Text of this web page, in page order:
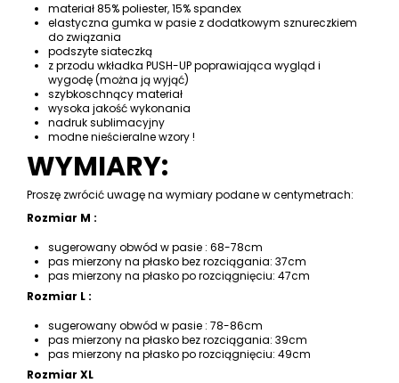
materiał 85% poliester, 15% spandex
elastyczna gumka w pasie z dodatkowym sznureczkiem
do związania
podszyte siateczką
z przodu wkładka PUSH-UP poprawiająca wygląd i
wygodę (można ją wyjąć)
szybkoschnący materiał
wysoka jakość wykonania
nadruk sublimacyjny
modne nieścieralne wzory !
WYMIARY:
Proszę zwrócić uwagę na wymiary podane w centymetrach:
Rozmiar M :
sugerowany obwód w pasie : 68-78cm
pas mierzony na płasko bez rozciągania: 37cm
pas mierzony na płasko po rozciągnięciu: 47cm
Rozmiar L :
sugerowany obwód w pasie : 78-86cm
pas mierzony na płasko bez rozciągania: 39cm
pas mierzony na płasko po rozciągnięciu: 49cm
Rozmiar XL